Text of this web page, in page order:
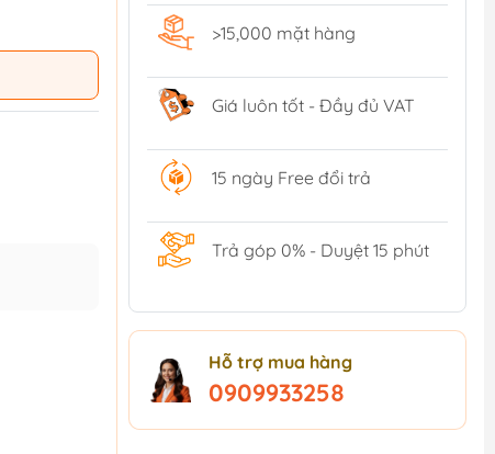
>15,000 mặt hàng
Giá luôn tốt - Đầy đủ VAT
15 ngày Free đổi trả
Trả góp 0% - Duyệt 15 phút
Hỗ trợ mua hàng
0909933258